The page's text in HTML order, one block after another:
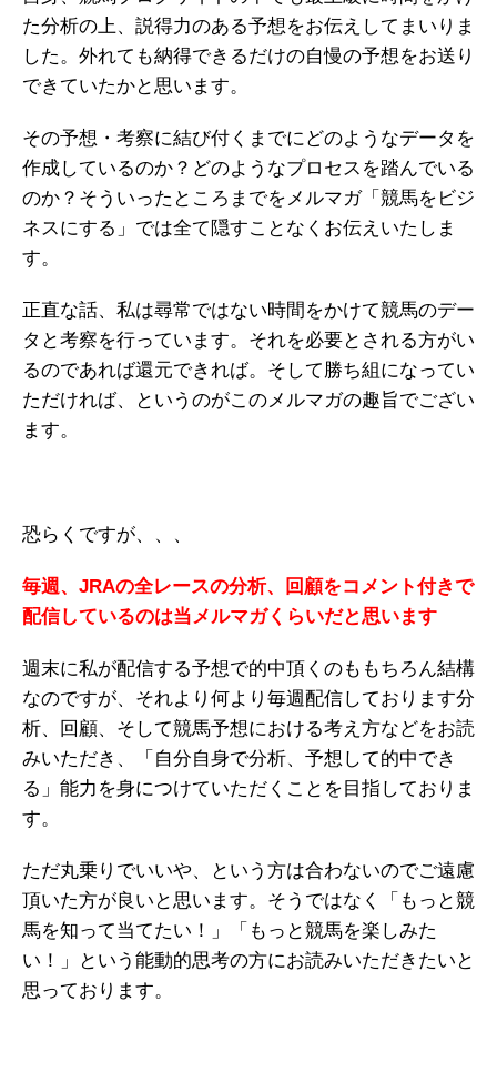
た分析の上、説得力のある予想をお伝えしてまいりま
した。外れても納得できるだけの自慢の予想をお送り
できていたかと思います。
その予想・考察に結び付くまでにどのようなデータを
作成しているのか？どのようなプロセスを踏んでいる
のか？そういったところまでをメルマガ「競馬をビジ
ネスにする」では全て隠すことなくお伝えいたしま
す。
正直な話、私は尋常ではない時間をかけて競馬のデー
タと考察を行っています。それを必要とされる方がい
るのであれば還元できれば。そして勝ち組になってい
ただければ、というのがこのメルマガの趣旨でござい
ます。
恐らくですが、、、
毎週、JRAの全レースの分析、回顧をコメント付きで
配信しているのは当メルマガくらいだと思います
週末に私が配信する予想で的中頂くのももちろん結構
なのですが、それより何より毎週配信しております分
析、回顧、そして競馬予想における考え方などをお読
みいただき、「自分自身で分析、予想して的中でき
る」能力を身につけていただくことを目指しておりま
す。
ただ丸乗りでいいや、という方は合わないのでご遠慮
頂いた方が良いと思います。そうではなく「もっと競
馬を知って当てたい！」「もっと競馬を楽しみた
い！」という能動的思考の方にお読みいただきたいと
思っております。